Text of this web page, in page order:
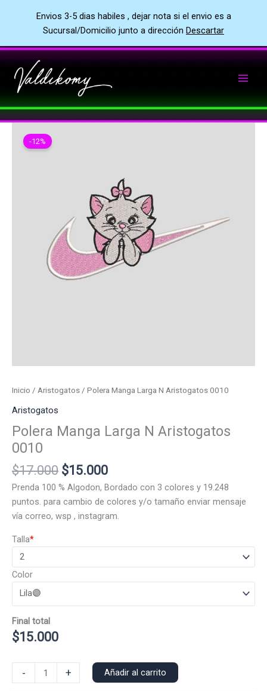
Envios 3-5 dias habiles , dejar nota si el envio es a
Sucursal/Domicilio junto a dirección Descartar
al
contenido
-12%
Inicio / Aristogatos / Polera Manga Larga N Aristogatos 0010
Aristogatos
Polera Manga Larga N Aristogatos
0010
$17.000 El
precio
original
era:
$15.000El
precio
actual
es:
Prenda 100 % Algodon, Bordado con 3 colores y 19.248
puntos. para cambio de colores y/o tamaño enviar mensaje
vía correo, wsp , instagram.
*
Talla
Color
Final total
$15.000
-
Manga
+ Añadir al carrito